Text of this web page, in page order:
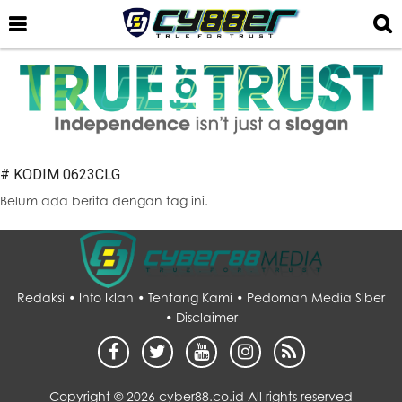
# KODIM 0623CLG
Belum ada berita dengan tag ini.
Redaksi • Info Iklan • Tentang Kami • Pedoman Media Siber
• Disclaimer
Copyright ©2026 cyber88.co.id All rights reserved